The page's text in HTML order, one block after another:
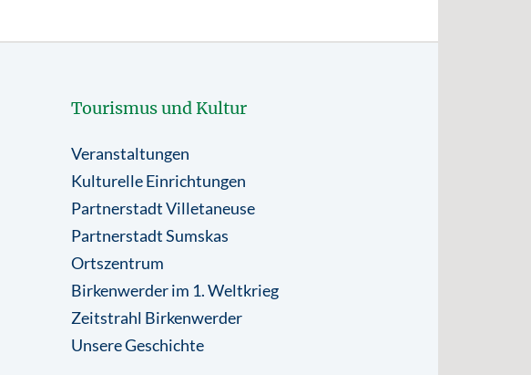
Tourismus und Kultur
Veranstaltungen
Kulturelle Einrichtungen
Partnerstadt Villetaneuse
Partnerstadt Sumskas
Ortszentrum
Birkenwerder im 1. Weltkrieg
Zeitstrahl Birkenwerder
Unsere Geschichte